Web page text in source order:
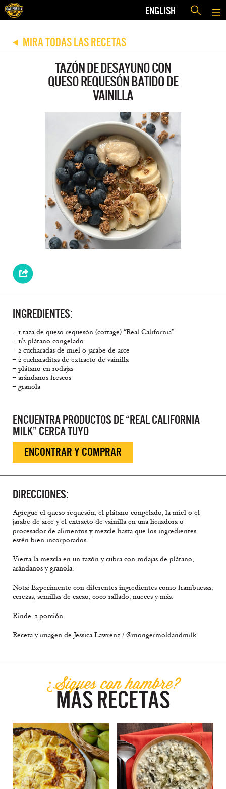
ENGLISH
◀ MIRA TODAS LAS RECETAS
TAZÓN DE DESAYUNO CON
QUESO REQUESÓN BATIDO DE
VAINILLA
INGREDIENTES:
– 1 taza de queso requesón (cottage) “Real California”
– 1/2 plátano congelado
– 2 cucharadas de miel o jarabe de arce
– 2 cucharaditas de extracto de vainilla
– plátano en rodajas
– arándanos frescos
– granola
ENCUENTRA PRODUCTOS DE “REAL CALIFORNIA
MILK” CERCA TUYO
ENCONTRAR Y COMPRAR
DIRECCIONES:
Agregue el queso requesón, el plátano congelado, la miel o el
jarabe de arce y el extracto de vainilla en una licuadora o
procesador de alimentos y mezcle hasta que los ingredientes
estén bien incorporados.
Vierta la mezcla en un tazón y cubra con rodajas de plátano,
arándanos y granola.
Nota: Experimente con diferentes ingredientes como frambuesas,
cerezas, semillas de cacao, coco rallado, nueces y más.
Rinde: 1 porción
Receta y imagen de Jessica Lawrenz / @mongermoldandmilk
¿Sigues con hambre?
MÁS RECETAS